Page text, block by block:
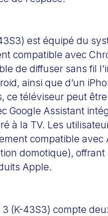
est équipé du
compatible avec
de diffuser sans fil
ainsi que d’un
ce téléviseur peut
Google Assistant
à la TV. Les
compatible avec
domotique),
Apple.
(K-43S3) compte